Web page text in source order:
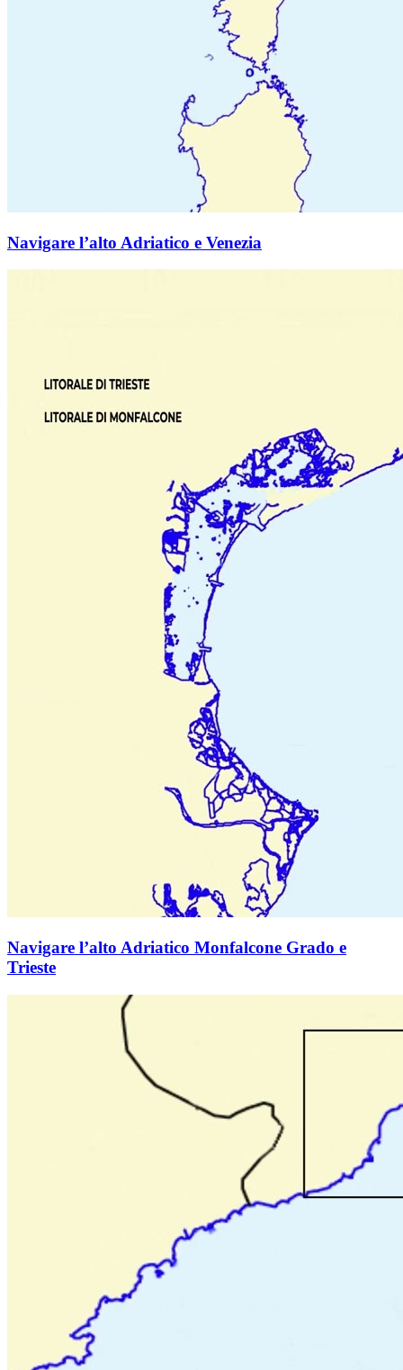
Navigare l’alto Adriatico e Venezia
Navigare l’alto Adriatico Monfalcone Grado e
Trieste